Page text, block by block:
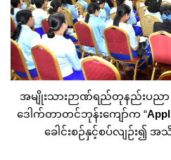
အမျိုးသားဉာဏ်ရည်တုနည်းပညာ
ဒေါက်တာတင်ဘုန်းကျော်က “
ခေါင်းစဉ်နှင့်စပ်လျဉ်း၍ အသိ